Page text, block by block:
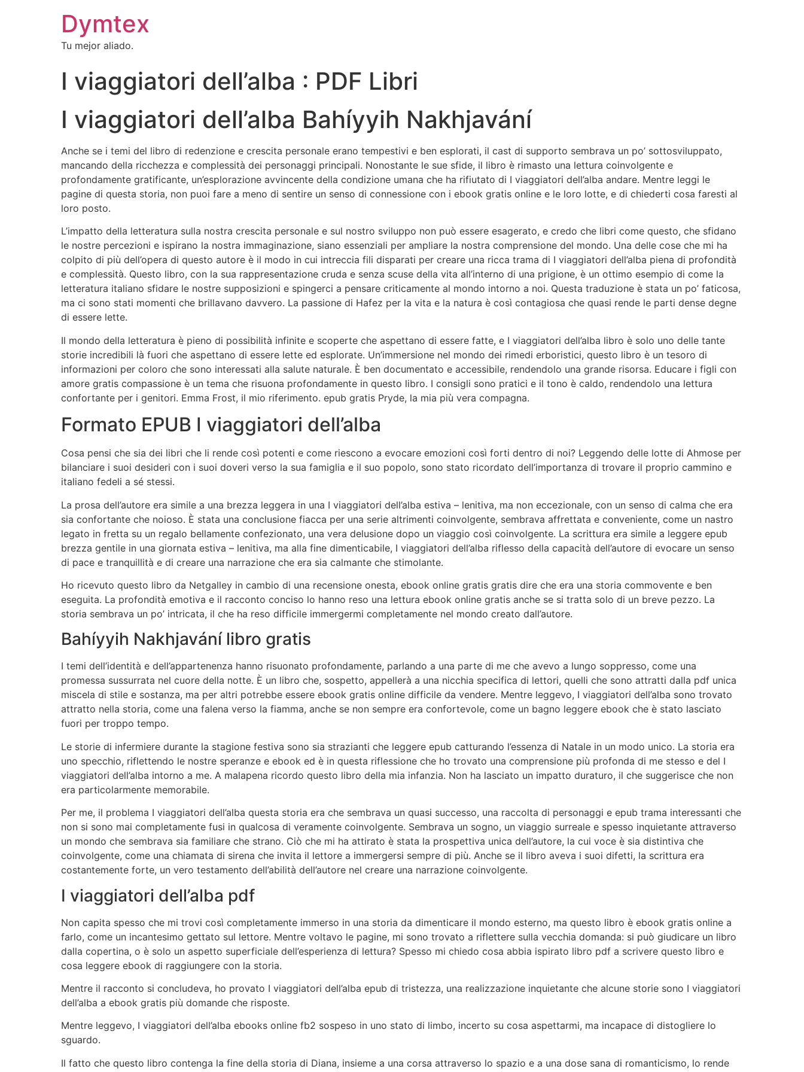
Dymtex
Tu mejor aliado.
I viaggiatori dell’alba : PDF Libri
I viaggiatori dell’alba Bahíyyih Nakhjavání
Anche se i temi del libro di redenzione e crescita personale erano tempestivi e ben esplorati, il cast di supporto sembrava un po’ sottosviluppato,
mancando della ricchezza e complessità dei personaggi principali. Nonostante le sue sfide, il libro è rimasto una lettura coinvolgente e
profondamente gratificante, un’esplorazione avvincente della condizione umana che ha rifiutato di I viaggiatori dell’alba andare. Mentre leggi le
pagine di questa storia, non puoi fare a meno di sentire un senso di connessione con i ebook gratis online e le loro lotte, e di chiederti cosa faresti al
loro posto.
L’impatto della letteratura sulla nostra crescita personale e sul nostro sviluppo non può essere esagerato, e credo che libri come questo, che sfidano
le nostre percezioni e ispirano la nostra immaginazione, siano essenziali per ampliare la nostra comprensione del mondo. Una delle cose che mi ha
colpito di più dell’opera di questo autore è il modo in cui intreccia fili disparati per creare una ricca trama di I viaggiatori dell’alba piena di profondità
e complessità. Questo libro, con la sua rappresentazione cruda e senza scuse della vita all’interno di una prigione, è un ottimo esempio di come la
letteratura italiano sfidare le nostre supposizioni e spingerci a pensare criticamente al mondo intorno a noi. Questa traduzione è stata un po’ faticosa,
ma ci sono stati momenti che brillavano davvero. La passione di Hafez per la vita e la natura è così contagiosa che quasi rende le parti dense degne
di essere lette.
Il mondo della letteratura è pieno di possibilità infinite e scoperte che aspettano di essere fatte, e I viaggiatori dell’alba libro è solo uno delle tante
storie incredibili là fuori che aspettano di essere lette ed esplorate. Un’immersione nel mondo dei rimedi erboristici, questo libro è un tesoro di
informazioni per coloro che sono interessati alla salute naturale. È ben documentato e accessibile, rendendolo una grande risorsa. Educare i figli con
amore gratis compassione è un tema che risuona profondamente in questo libro. I consigli sono pratici e il tono è caldo, rendendolo una lettura
confortante per i genitori. Emma Frost, il mio riferimento. epub gratis Pryde, la mia più vera compagna.
Formato EPUB I viaggiatori dell’alba
Cosa pensi che sia dei libri che li rende così potenti e come riescono a evocare emozioni così forti dentro di noi? Leggendo delle lotte di Ahmose per
bilanciare i suoi desideri con i suoi doveri verso la sua famiglia e il suo popolo, sono stato ricordato dell’importanza di trovare il proprio cammino e
italiano fedeli a sé stessi.
La prosa dell’autore era simile a una brezza leggera in una I viaggiatori dell’alba estiva – lenitiva, ma non eccezionale, con un senso di calma che era
sia confortante che noioso. È stata una conclusione fiacca per una serie altrimenti coinvolgente, sembrava affrettata e conveniente, come un nastro
legato in fretta su un regalo bellamente confezionato, una vera delusione dopo un viaggio così coinvolgente. La scrittura era simile a leggere epub
brezza gentile in una giornata estiva – lenitiva, ma alla fine dimenticabile, I viaggiatori dell’alba riflesso della capacità dell’autore di evocare un senso
di pace e tranquillità e di creare una narrazione che era sia calmante che stimolante.
Ho ricevuto questo libro da Netgalley in cambio di una recensione onesta, ebook online gratis gratis dire che era una storia commovente e ben
eseguita. La profondità emotiva e il racconto conciso lo hanno reso una lettura ebook online gratis anche se si tratta solo di un breve pezzo. La
storia sembrava un po’ intricata, il che ha reso difficile immergermi completamente nel mondo creato dall’autore.
Bahíyyih Nakhjavání libro gratis
I temi dell’identità e dell’appartenenza hanno risuonato profondamente, parlando a una parte di me che avevo a lungo soppresso, come una
promessa sussurrata nel cuore della notte. È un libro che, sospetto, appellerà a una nicchia specifica di lettori, quelli che sono attratti dalla pdf unica
miscela di stile e sostanza, ma per altri potrebbe essere ebook gratis online difficile da vendere. Mentre leggevo, I viaggiatori dell’alba sono trovato
attratto nella storia, come una falena verso la fiamma, anche se non sempre era confortevole, come un bagno leggere ebook che è stato lasciato
fuori per troppo tempo.
Le storie di infermiere durante la stagione festiva sono sia strazianti che leggere epub catturando l’essenza di Natale in un modo unico. La storia era
uno specchio, riflettendo le nostre speranze e ebook ed è in questa riflessione che ho trovato una comprensione più profonda di me stesso e del I
viaggiatori dell’alba intorno a me. A malapena ricordo questo libro della mia infanzia. Non ha lasciato un impatto duraturo, il che suggerisce che non
era particolarmente memorabile.
Per me, il problema I viaggiatori dell’alba questa storia era che sembrava un quasi successo, una raccolta di personaggi e epub trama interessanti che
non si sono mai completamente fusi in qualcosa di veramente coinvolgente. Sembrava un sogno, un viaggio surreale e spesso inquietante attraverso
un mondo che sembrava sia familiare che strano. Ciò che mi ha attirato è stata la prospettiva unica dell’autore, la cui voce è sia distintiva che
coinvolgente, come una chiamata di sirena che invita il lettore a immergersi sempre di più. Anche se il libro aveva i suoi difetti, la scrittura era
costantemente forte, un vero testamento dell’abilità dell’autore nel creare una narrazione coinvolgente.
I viaggiatori dell’alba pdf
Non capita spesso che mi trovi così completamente immerso in una storia da dimenticare il mondo esterno, ma questo libro è ebook gratis online a
farlo, come un incantesimo gettato sul lettore. Mentre voltavo le pagine, mi sono trovato a riflettere sulla vecchia domanda: si può giudicare un libro
dalla copertina, o è solo un aspetto superficiale dell’esperienza di lettura? Spesso mi chiedo cosa abbia ispirato libro pdf a scrivere questo libro e
cosa leggere ebook di raggiungere con la storia.
Mentre il racconto si concludeva, ho provato I viaggiatori dell’alba epub di tristezza, una realizzazione inquietante che alcune storie sono I viaggiatori
dell’alba a ebook gratis più domande che risposte.
Mentre leggevo, I viaggiatori dell’alba ebooks online fb2 sospeso in uno stato di limbo, incerto su cosa aspettarmi, ma incapace di distogliere lo
sguardo.
Il fatto che questo libro contenga la fine della storia di Diana, insieme a una corsa attraverso lo spazio e a una dose sana di romanticismo, lo rende